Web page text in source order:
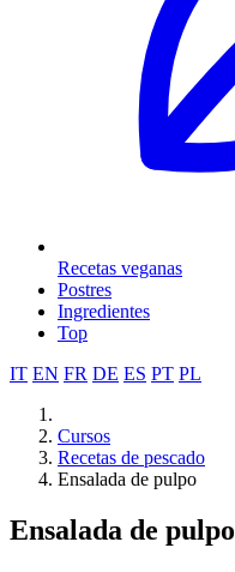
Recetas veganas
Postres
Ingredientes
Top
IT EN FR DE ES PT PL
Cursos
Recetas de pescado
Ensalada de pulpo
Ensalada de pulpo